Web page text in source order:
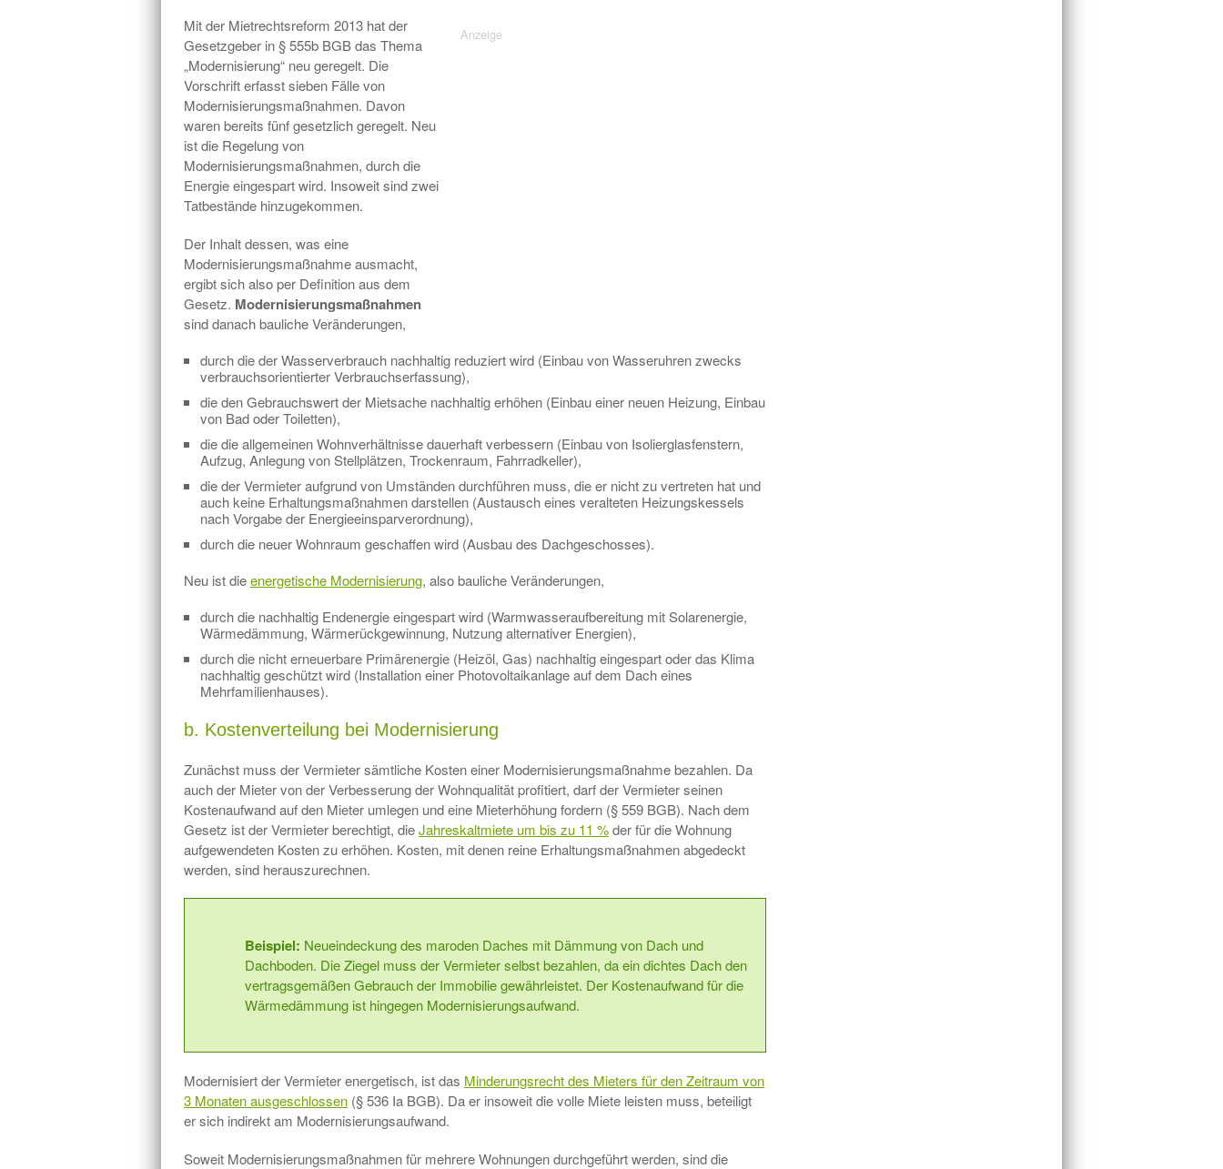
Mit der Mietrechtsreform 2013 hat der
Gesetzgeber in § 555b BGB das Thema
„Modernisierung“ neu geregelt. Die
Vorschrift erfasst sieben Fälle von
Modernisierungsmaßnahmen. Davon
waren bereits fünf gesetzlich geregelt. Neu
ist die Regelung von
Modernisierungsmaßnahmen, durch die
Energie eingespart wird. Insoweit sind zwei
Tatbestände hinzugekommen.
Der Inhalt dessen, was eine
Modernisierungsmaßnahme ausmacht,
ergibt sich also per Definition aus dem
Gesetz. Modernisierungsmaßnahmen
sind danach bauliche Veränderungen,
durch die der Wasserverbrauch nachhaltig reduziert wird (Einbau von Wasseruhren zwecks
verbrauchsorientierter Verbrauchserfassung),
die den Gebrauchswert der Mietsache nachhaltig erhöhen (Einbau einer neuen Heizung, Einbau
von Bad oder Toiletten),
die die allgemeinen Wohnverhältnisse dauerhaft verbessern (Einbau von Isolierglasfenstern,
Aufzug, Anlegung von Stellplätzen, Trockenraum, Fahrradkeller),
die der Vermieter aufgrund von Umständen durchführen muss, die er nicht zu vertreten hat und
auch keine Erhaltungsmaßnahmen darstellen (Austausch eines veralteten Heizungskessels
nach Vorgabe der Energieeinsparverordnung),
durch die neuer Wohnraum geschaffen wird (Ausbau des Dachgeschosses).
Neu ist dieenergetische Modernisierung, also bauliche Veränderungen,
durch die nachhaltig Endenergie eingespart wird (Warmwasseraufbereitung mit Solarenergie,
Wärmedämmung, Wärmerückgewinnung, Nutzung alternativer Energien),
durch die nicht erneuerbare Primärenergie (Heizöl, Gas) nachhaltig eingespart oder das Klima
nachhaltig geschützt wird (Installation einer Photovoltaikanlage auf dem Dach eines
Mehrfamilienhauses).
b. Kostenverteilung bei Modernisierung
Zunächst muss der Vermieter sämtliche Kosten einer Modernisierungsmaßnahme bezahlen. Da
auch der Mieter von der Verbesserung der Wohnqualität profitiert, darf der Vermieter seinen
Kostenaufwand auf den Mieter umlegen und eine Mieterhöhung fordern (§ 559 BGB). Nach dem
Gesetz ist der Vermieter berechtigt, dieJahreskaltmiete um bis zu 11 %der für die Wohnung
aufgewendeten Kosten zu erhöhen. Kosten, mit denen reine Erhaltungsmaßnahmen abgedeckt
werden, sind herauszurechnen.
Beispiel: Neueindeckung des maroden Daches mit Dämmung von Dach und
Dachboden. Die Ziegel muss der Vermieter selbst bezahlen, da ein dichtes Dach den
vertragsgemäßen Gebrauch der Immobilie gewährleistet. Der Kostenaufwand für die
Wärmedämmung ist hingegen Modernisierungsaufwand.
Modernisiert der Vermieter energetisch, ist das Minderungsrecht des Mieters für den Zeitraum von
3 Monaten ausgeschlossen (§ 536 Ia BGB). Da er insoweit die volle Miete leisten muss, beteiligt
er sich indirekt am Modernisierungsaufwand.
Soweit Modernisierungsmaßnahmen für mehrere Wohnungen durchgeführt werden, sind die